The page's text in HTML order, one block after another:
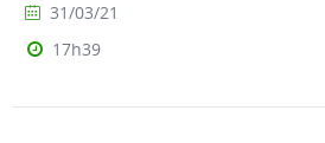
31/03/21
17h39